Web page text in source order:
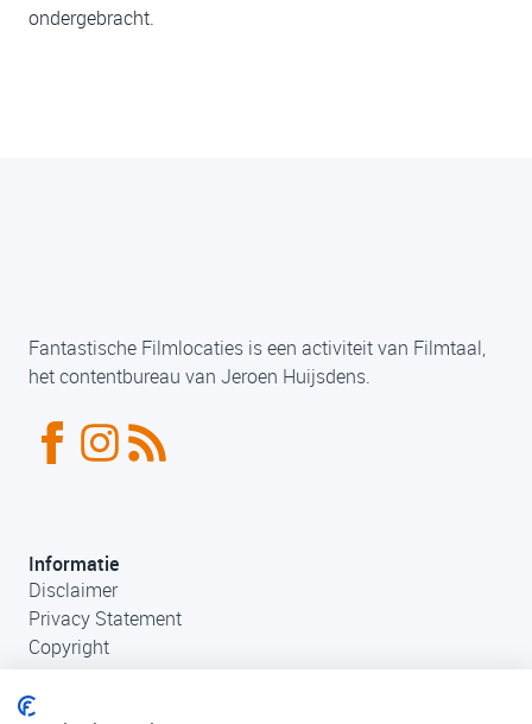
ondergebracht.
Fantastische Filmlocaties is een activiteit van Filmtaal,
het contentbureau van Jeroen Huijsdens.
Informatie
Disclaimer
Privacy Statement
Copyright